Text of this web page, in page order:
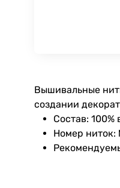
Вышивальные
создании
Состав: 100%
Номер